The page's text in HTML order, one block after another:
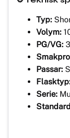
Typ:
Volym:
PG/VG:
Passar:
Serie: